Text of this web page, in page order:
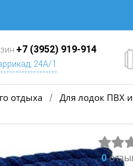
+7 (3952) 919-914
24А/1
отдыха / Для лодок ПВХ и
0